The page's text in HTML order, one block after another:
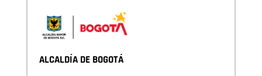
ALCALDÍA DE BOGOTÁ